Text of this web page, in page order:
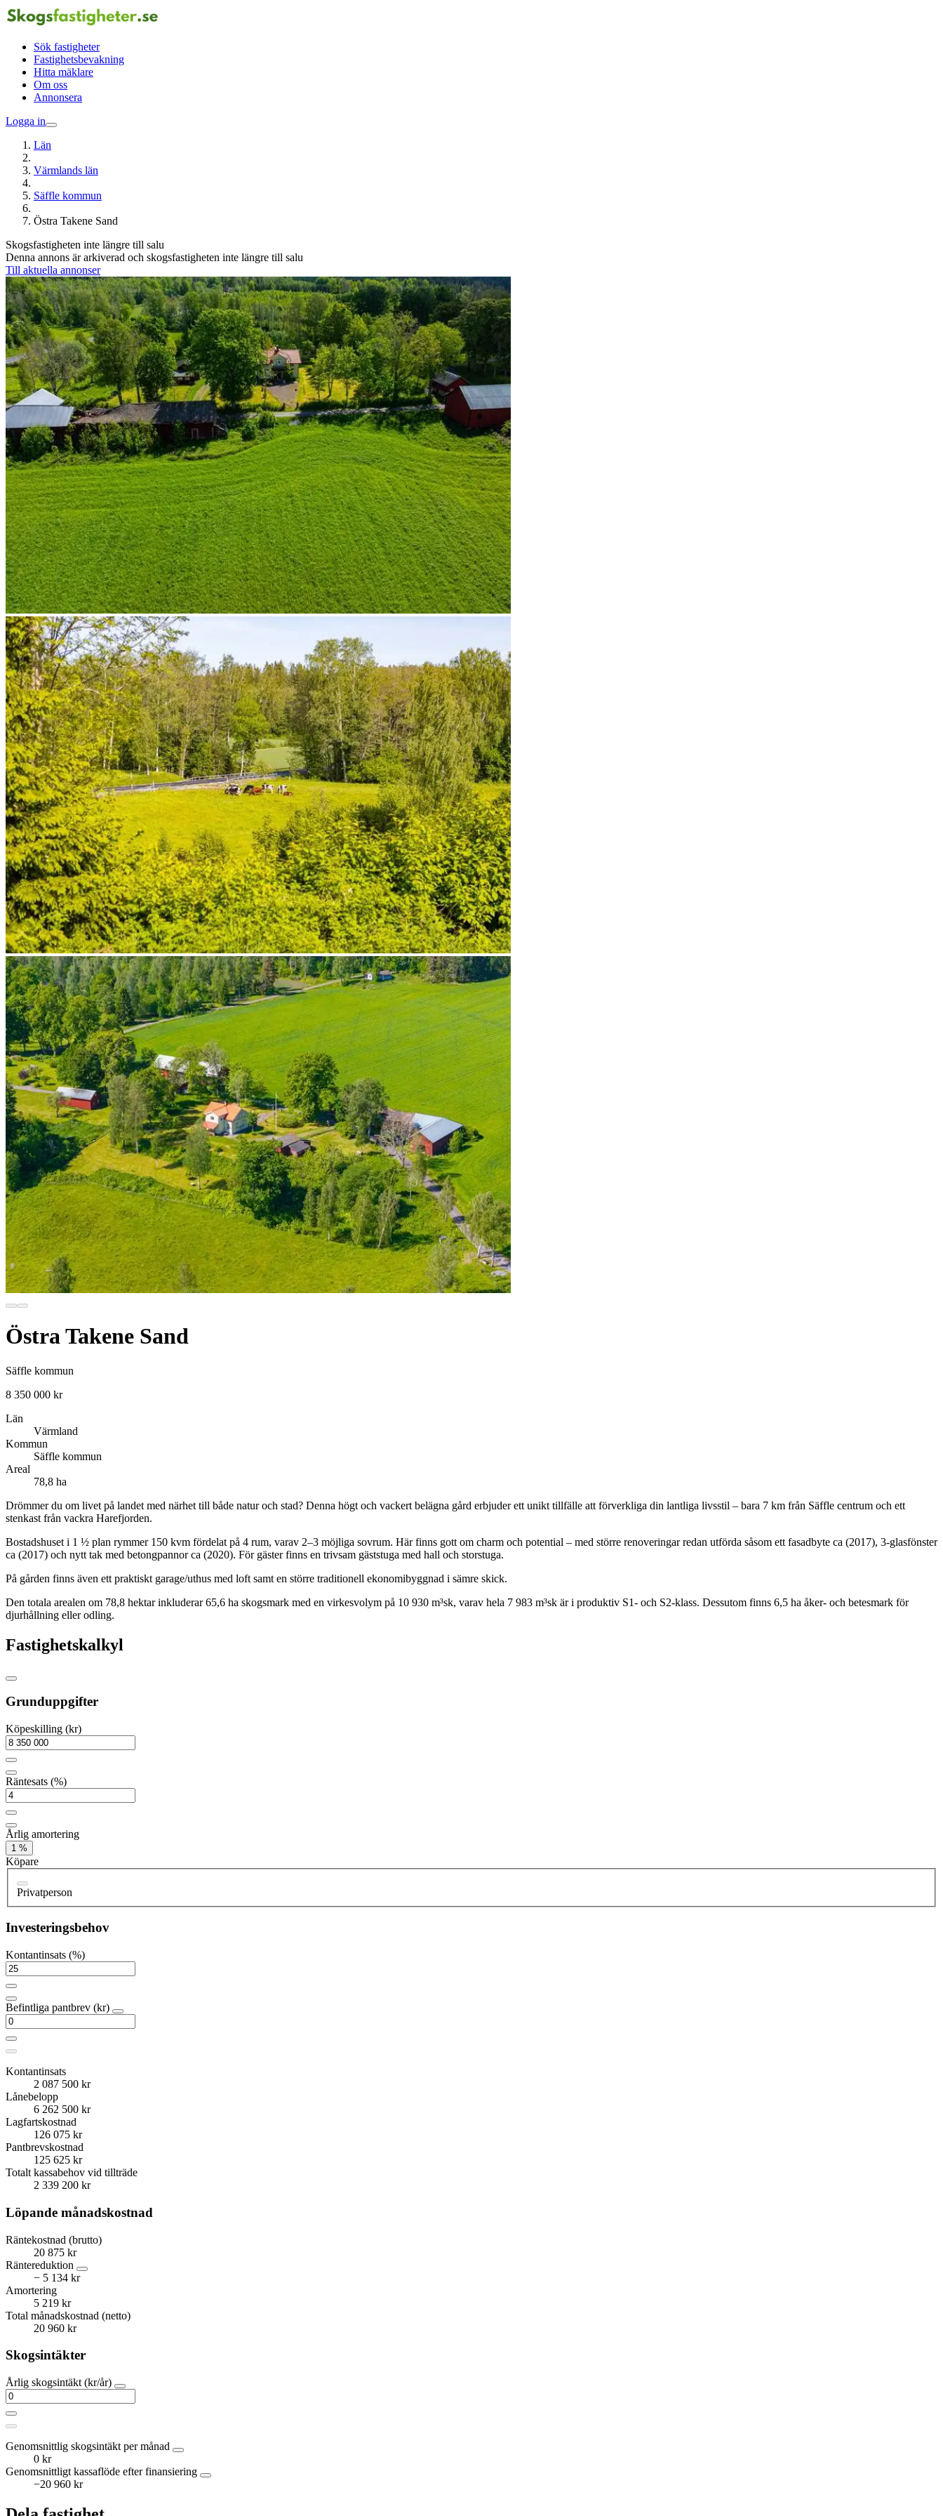
Sök fastigheter
Fastighetsbevakning
Hitta mäklare
Om oss
Annonsera
Logga in
Län
Värmlands län
Säffle kommun
Östra Takene Sand
Skogsfastigheten inte längre till salu
Denna annons är arkiverad och skogsfastigheten inte längre till salu
Till aktuella annonser
Östra Takene Sand
Säffle kommun
8 350 000 kr
Län
Värmland
Kommun
Säffle kommun
Areal
78,8 ha
Drömmer du om livet på landet med närhet till både natur och stad? Denna högt och vackert belägna gård erbjuder ett unikt tillfälle att förverkliga din lantliga livsstil – bara 7 km från Säffle centrum och ett
stenkast från vackra Harefjorden.
Bostadshuset i 1 ½ plan rymmer 150 kvm fördelat på 4 rum, varav 2–3 möjliga sovrum. Här finns gott om charm och potential – med större renoveringar redan utförda såsom ett fasadbyte ca (2017), 3-glasfönster
ca (2017) och nytt tak med betongpannor ca (2020). För gäster finns en trivsam gäststuga med hall och storstuga.
På gården finns även ett praktiskt garage/uthus med loft samt en större traditionell ekonomibyggnad i sämre skick.
Den totala arealen om 78,8 hektar inkluderar 65,6 ha skogsmark med en virkesvolym på 10 930 m³sk, varav hela 7 983 m³sk är i produktiv S1- och S2-klass. Dessutom finns 6,5 ha åker- och betesmark för
djurhållning eller odling.
Fastighetskalkyl
Grunduppgifter
Köpeskilling (kr)
Räntesats (%)
Årlig amortering
1 %
Köpare
Privatperson
Investeringsbehov
Kontantinsats (%)
Befintliga pantbrev (kr)
Kontantinsats
2 087 500 kr
Lånebelopp
6 262 500 kr
Lagfartskostnad
126 075 kr
Pantbrevskostnad
125 625 kr
Totalt kassabehov vid tillträde
2 339 200 kr
Löpande månadskostnad
Räntekostnad (brutto)
20 875 kr
Räntereduktion
− 5 134 kr
Amortering
5 219 kr
Total månadskostnad (netto)
20 960 kr
Skogsintäkter
Årlig skogsintäkt (kr/år)
Genomsnittlig skogsintäkt per månad
0 kr
Genomsnittligt kassaflöde efter finansiering
−20 960 kr